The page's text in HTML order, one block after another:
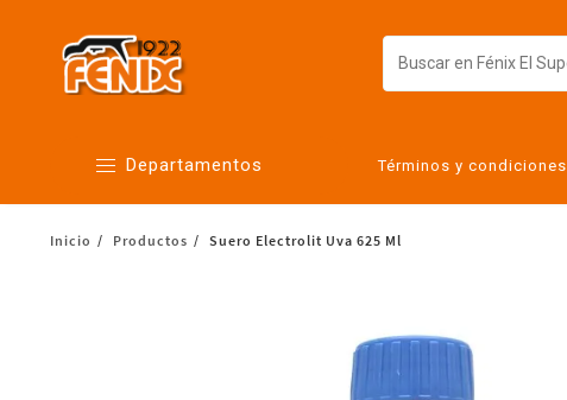
Departamentos
Alimentos
Términos y condiciones
Inicio Productos Suero Electrolit Uva 625 Ml